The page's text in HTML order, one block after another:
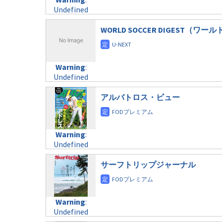
taxmagazine.php
on line34
variable
$post_id in
content/themes/soledad-
formats/format-
taxmagazine.php
on line34
formats/format-
taxmagazine.php
variable
$post_id in
/home/c4607168/public_html/osusume-
doga.com/wp-
content/themes/soledad-
child/post-
formats/format-
taxmagazine.php
on line43
Undefined
variable
/home/c4607168/public_html/osusume-
child/post-
formats/format-
taxmagazine.php
on line40
Warning:
Undefined
variable
$post_id in
/home/c4607168/public_html/osusume-
doga.com/wp-
content/themes/soledad-
child/post-
formats/format-
taxmagazine.php
on line43
Warning:
Undefined
variable
$post_id in
/home/c4607168/public_html/osusume-
doga.com/wp-
content/themes/soledad-
child/post-
formats/format-
taxmagazine.php
on line40
Warning:
Undefined
variable
$post_id in
WORLD SOCCER DIGEST（ワー
Warning:
Undefined
variable
$post_id in
/home/c4607168/public_html/osusume-
doga.com/wp-
content/themes/soledad-
child/post-
formats/format-
アルバトロス・ビュー
Warning:
Undefined
サーフトリップジャーナル